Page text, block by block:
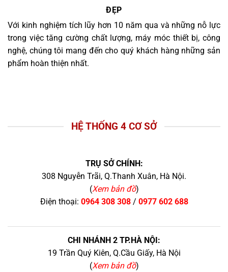
ĐẸP
Với kinh nghiệm tích lũy hơn 10 năm qua và những nỗ lực
trong việc tăng cường chất lượng, máy móc thiết bị, công
nghệ, chúng tôi mang đến cho quý khách hàng những sản
phẩm hoàn thiện nhất.
HỆ THỐNG 4 CƠ SỞ
TRỤ SỞ CHÍNH:
308 Nguyễn Trãi, Q.Thanh Xuân, Hà Nội.
(Xem bản đồ)
Điện thoại: 0964 308 308/ 0977 602 688
CHI NHÁNH 2 TP.HÀ NỘI:
19 Trần Quý Kiên, Q.Cầu Giấy, Hà Nội
(Xem bản đồ)